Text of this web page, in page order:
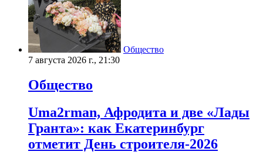
Общество
7 августа 2026 г., 21:30
Общество
Uma2rman, Афродита и две «Лады
Гранта»: как Екатеринбург
отметит День строителя-2026